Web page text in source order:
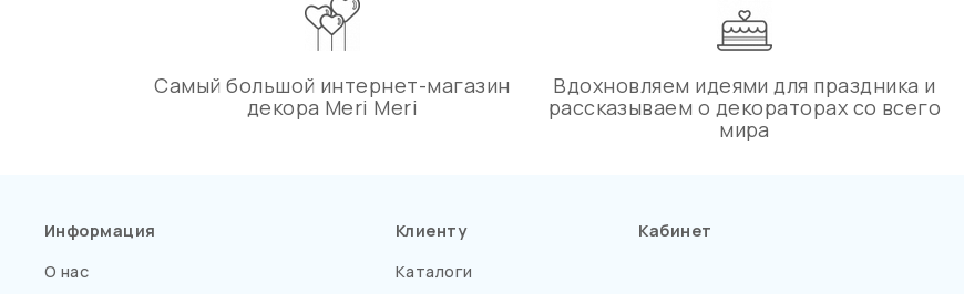
Самый большой интернет-магазин
декора Meri Meri
Вдохновляем идеями для праздника и
рассказываем о декораторах со всего
мира
Информация
О нас
Клиенту
Каталоги
Кабинет